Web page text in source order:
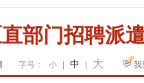
部门招聘派
字号： 小 中 大 我